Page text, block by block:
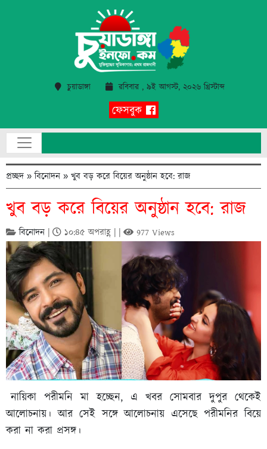
চুয়াডাঙ্গা রবিবার , ৯ই আগস্ট, ২০২৬ খ্রিস্টাব্দ
ফেসবুক
প্রচ্ছদ »বিনোদন » খুব বড় করে বিয়ের অনুষ্ঠান হবে: রাজ
খুব বড় করে বিয়ের অনুষ্ঠান হবে: রাজ
বিনোদন | ১০:৪৫ অপরাহ্ণ | | 977 Views
নায়িকা পরীমনি মা হচ্ছেন, এ খবর সোমবার দুপুর থেকেই
আলোচনায়। আর সেই সঙ্গে আলোচনায় এসেছে পরীমনির বিয়ে
করা না করা প্রসঙ্গ।